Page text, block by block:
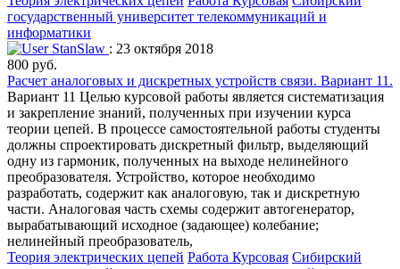
государственный университет телекоммуникаций и
информатики
StanSlaw : 23 октября 2018
800 руб.
Расчет аналоговых и дискретных устройств связи. Вариант 11.
Вариант 11 Целью курсовой работы является систематизация
и закрепление знаний, полученных при изучении курса
теории цепей. В процессе самостоятельной работы студенты
должны спроектировать дискретный фильтр, выделяющий
одну из гармоник, полученных на выходе нелинейного
преобразователя. Устройство, которое необходимо
разработать, содержит как аналоговую, так и дискретную
части. Аналоговая часть схемы содержит автогенератор,
вырабатывающий исходное (задающее) колебание;
нелинейный преобразователь,
Теория электрических цепей Работа Курсовая Сибирский